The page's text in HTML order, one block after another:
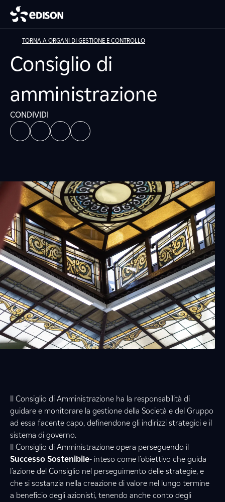
TORNA A ORGANI DI GESTIONE E CONTROLLO
Consiglio di
amministrazione
CONDIVIDI
Il Consiglio di Amministrazione ha la responsabilità di
guidare e monitorare la gestione della Società e del Gruppo
ad essa facente capo, definendone gli indirizzi strategici e il
sistema di governo.
Il Consiglio di Amministrazione opera perseguendo il
Successo Sostenibile- inteso come l’obiettivo che guida
l’azione del Consiglio nel perseguimento delle strategie, e
che si sostanzia nella creazione di valore nel lungo termine
a beneficio degli azionisti, tenendo anche conto degli